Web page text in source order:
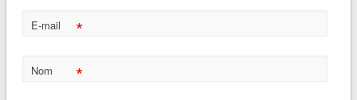
E-mail *
Nom *